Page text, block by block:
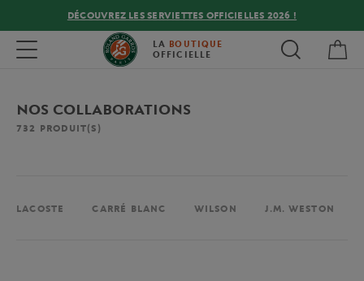
DÉCOUVREZ LES SERVIETTES OFFICIELLES 2026 !
Toggle navigation LA BOUTIQUE
OFFICIELLE
NOS COLLABORATIONS
732 PRODUIT(S)
LACOSTE CARRÉ BLANC WILSON J.M. WESTON